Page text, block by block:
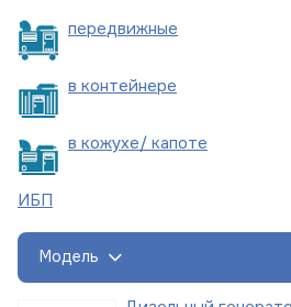
передвижные
в контейнере
в кожухе/ капоте
ИБП
Модель